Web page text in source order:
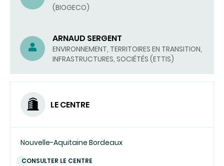
(BIOGECO)
ARNAUD SERGENT
ENVIRONNEMENT, TERRITOIRES EN TRANSITION,
INFRASTRUCTURES, SOCIÉTÉS (ETTIS)
LE CENTRE
Nouvelle-Aquitaine Bordeaux
CONSULTER LE CENTRE